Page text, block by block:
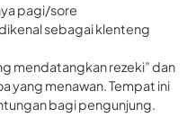
pagi/sore
sebagai klenteng
mendatangkan rezeki” dan
yang menawan. Tempat ini
bagi pengunjung.